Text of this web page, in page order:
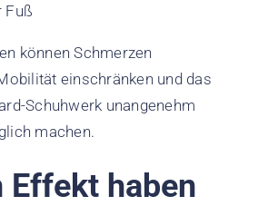
Fuß
können Schmerzen
einschränken und das
Schuhwerk unangenehm
machen.
Effekt haben